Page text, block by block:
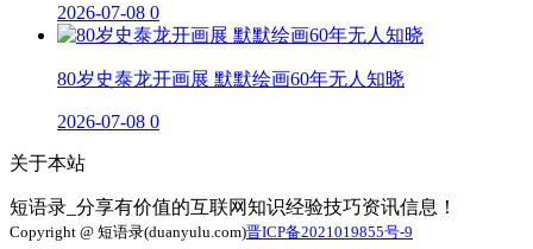
2026-07-08 0
80岁史泰龙开画展 默默绘画60年无人知晓
2026-07-08 0
关于本站
短语录_分享有价值的互联网知识经验技巧资讯信息！
Copyright @ 短语录(duanyulu.com)晋ICP备2021019855号-9